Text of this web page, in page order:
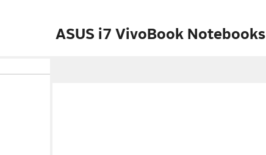
ASUS i7 VivoBook Notebooks